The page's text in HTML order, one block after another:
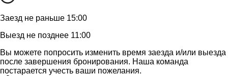
Заезд не раньше 15:00
Выезд не позднее 11:00
Вы можете попросить изменить время заезда и/или выезда
после завершения бронирования. Наша команда
постарается учесть ваши пожелания.